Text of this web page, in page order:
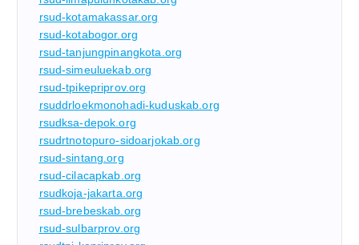
rsud-kotamakassar.org
rsud-kotabogor.org
rsud-tanjungpinangkota.org
rsud-simeuluekab.org
rsud-tpikepriprov.org
rsuddrloekmonohadi-kuduskab.org
rsudksa-depok.org
rsudrtnotopuro-sidoarjokab.org
rsud-sintang.org
rsud-cilacapkab.org
rsudkoja-jakarta.org
rsud-brebeskab.org
rsud-sulbarprov.org